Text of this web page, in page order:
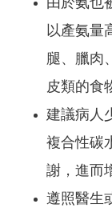
由於氨也
以產氨量
腿、臘肉
皮類的食
建議病人
複合性碳
謝，進而
遵照醫生